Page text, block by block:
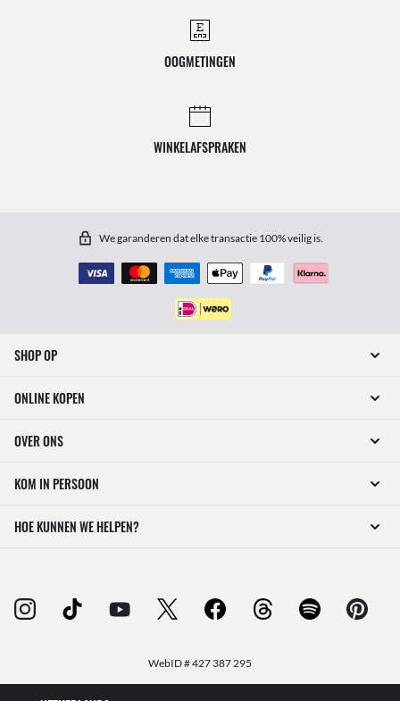
OOGMETINGEN
WINKELAFSPRAKEN
We garanderen dat elke transactie 100% veilig is.
SHOP OP
ONLINE KOPEN
OVER ONS
KOM IN PERSOON
HOE KUNNEN WE HELPEN?
WebID #427 387 295